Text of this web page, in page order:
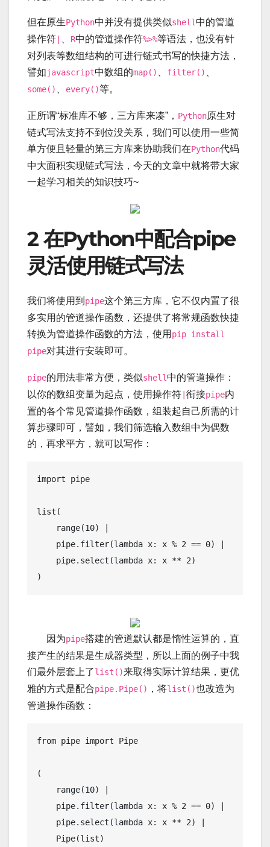
但在原生Python中并没有提供类似shell中的管道
操作符
R中的管道操作符%>%等语法，也没有针
对列表等数组结构的可进行链式书写的快捷方法，
譬如javascript中数组的map() filter()
some() every()等。
正所谓“标准库不够，三方库来凑”， Python原生对
链式写法支持不到位没关系，我们可以使用一些简
单方便且轻量的第三方库来协助我们在Python代码
中大面积实现链式写法，今天的文章中就将带大家
一起学习相关的知识技巧~
2 在Python中配合pipe
灵活使用链式写法
我们将使用到 pipe这个第三方库，它不仅内置了很
多实用的管道操作函数 ，还提供了将常规函数快捷
转换为管道操作函数的方法，使用 pip install
pipe对其进行安装即可。
pipe的用法非常方便，类似shell中的管道操作：
以你的数组变量为起点，使用操作符 衔接pipe内
置的各个常见管道操作函数，组装起自己所需的计
算步骤即可，譬如，我们筛选输入数组中为偶数
的，再求平方，就可以写作：
import pipe
list(
    range(10) |
    pipe.filter(lambda x: x % 2 == 0) |
    pipe.select(lambda x: x ** 2)
因为pipe搭建的管道默认都是惰性运算的，直
接产生的结果是生成器类型，所以上面的例子中我
们最外层套上了list()来取得实际计算结果，更优
雅的方式是配合pipe.Pipe() ，将list()也改造为
管道操作函数：
from pipe import Pipe
(
    range(10) |
    pipe.filter(lambda x: x % 2 == 0) |
    pipe.select(lambda x: x ** 2) |
    Pipe(list)